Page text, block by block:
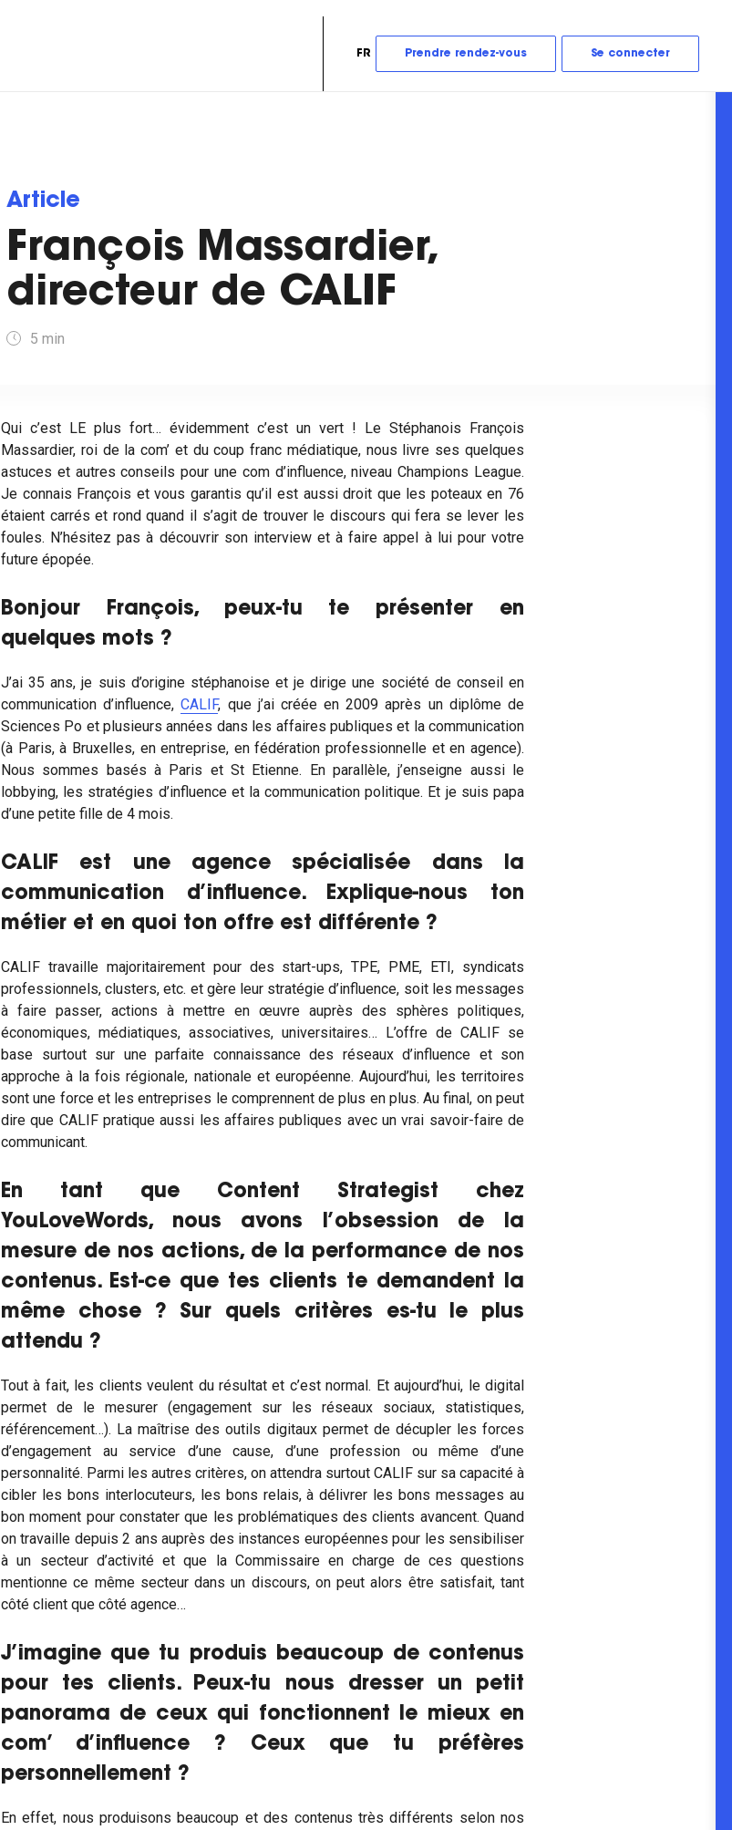
LoveLetter
Notre newsletter qui vous informe
sur toutes les actualités Content.
FR Prendre rendez-vous Se connecter
Article
François Massardier,
directeur de CALIF
5 min
Qui c’est LE plus fort… évidemment c’est un vert ! Le Stéphanois François
Massardier, roi de la com’ et du coup franc médiatique, nous livre ses quelques
astuces et autres conseils pour une com d’influence, niveau Champions League.
Je connais François et vous garantis qu’il est aussi droit que les poteaux en 76
étaient carrés et rond quand il s’agit de trouver le discours qui fera se lever les
foules. N’hésitez pas à découvrir son interview et à faire appel à lui pour votre
future épopée.
Bonjour François, peux-tu te présenter en
quelques mots ?
J’ai 35 ans, je suis d’origine stéphanoise et je dirige une société de conseil en
communication d’influence,CALIF, que j’ai créée en 2009 après un diplôme de
Sciences Po et plusieurs années dans les affaires publiques et la communication
(à Paris, à Bruxelles, en entreprise, en fédération professionnelle et en agence).
Nous sommes basés à Paris et St Etienne. En parallèle, j’enseigne aussi le
lobbying, les stratégies d’influence et la communication politique. Et je suis papa
d’une petite fille de 4 mois.
CALIF est une agence spécialisée dans la
communication d’influence. Explique-nous ton
métier et en quoi ton offre est différente ?
CALIF travaille majoritairement pour des start-ups, TPE, PME, ETI, syndicats
professionnels, clusters, etc. et gère leur stratégie d’influence, soit les messages
à faire passer, actions à mettre en œuvre auprès des sphères politiques,
économiques, médiatiques, associatives, universitaires… L’offre de CALIF se
base surtout sur une parfaite connaissance des réseaux d’influence et son
approche à la fois régionale, nationale et européenne. Aujourd’hui, les territoires
sont une force et les entreprises le comprennent de plus en plus. Au final, on peut
dire que CALIF pratique aussi les affaires publiques avec un vrai savoir-faire de
communicant.
En tant que Content Strategist chez
YouLoveWords, nous avons l’obsession de la
mesure de nos actions, de la performance de nos
contenus. Est-ce que tes clients te demandent la
même chose ? Sur quels critères es-tu le plus
attendu ?
Tout à fait, les clients veulent du résultat et c’est normal. Et aujourd’hui, le digital
permet de le mesurer (engagement sur les réseaux sociaux, statistiques,
référencement…). La maîtrise des outils digitaux permet de décupler les forces
d’engagement au service d’une cause, d’une profession ou même d’une
personnalité. Parmi les autres critères, on attendra surtout CALIF sur sa capacité à
cibler les bons interlocuteurs, les bons relais, à délivrer les bons messages au
bon moment pour constater que les problématiques des clients avancent. Quand
on travaille depuis 2 ans auprès des instances européennes pour les sensibiliser
à un secteur d’activité et que la Commissaire en charge de ces questions
mentionne ce même secteur dans un discours, on peut alors être satisfait, tant
côté client que côté agence…
J’imagine que tu produis beaucoup de contenus
pour tes clients. Peux-tu nous dresser un petit
panorama de ceux qui fonctionnent le mieux en
com’ d’influence ? Ceux que tu préfères
personnellement ?
En effet, nous produisons beaucoup et des contenus très différents selon nos